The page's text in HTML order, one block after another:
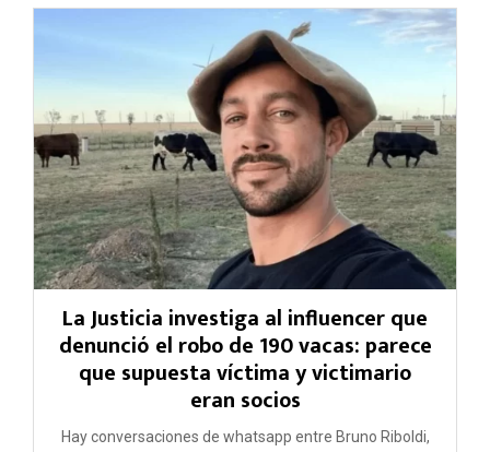
La Justicia investiga al influencer que
denunció el robo de 190 vacas: parece
que supuesta víctima y victimario
eran socios
Hay conversaciones de whatsapp entre Bruno Riboldi,